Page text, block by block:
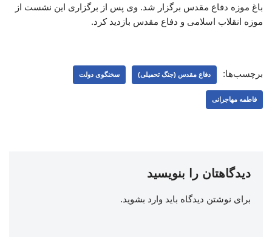
باغ موزه دفاع مقدس برگزار شد. وی پس از برگزاری این نشست از
موزه انقلاب اسلامی و دفاع مقدس بازدید کرد.
برچسب‌ها: دفاع مقدس (جنگ تحمیلی) سخنگوی دولت
فاطمه مهاجرانی
دیدگاهتان را بنویسید
برای نوشتن دیدگاه باید وارد بشوید.